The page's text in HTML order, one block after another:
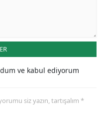
ve kabul ediyorum
siz yazın, tartışalım *